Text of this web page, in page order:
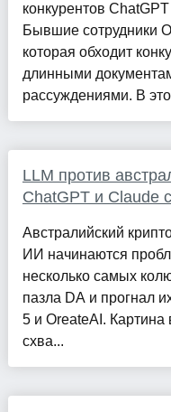
конкурентов
Бывшие сотрудники
которая обходит
длинными
рассуждениями. В
LLM против
ChatGPT и Claude
Австралийский
ИИ начинаются
несколько самых
пазла DA и прогнал
5 и OreateAI.
схва...